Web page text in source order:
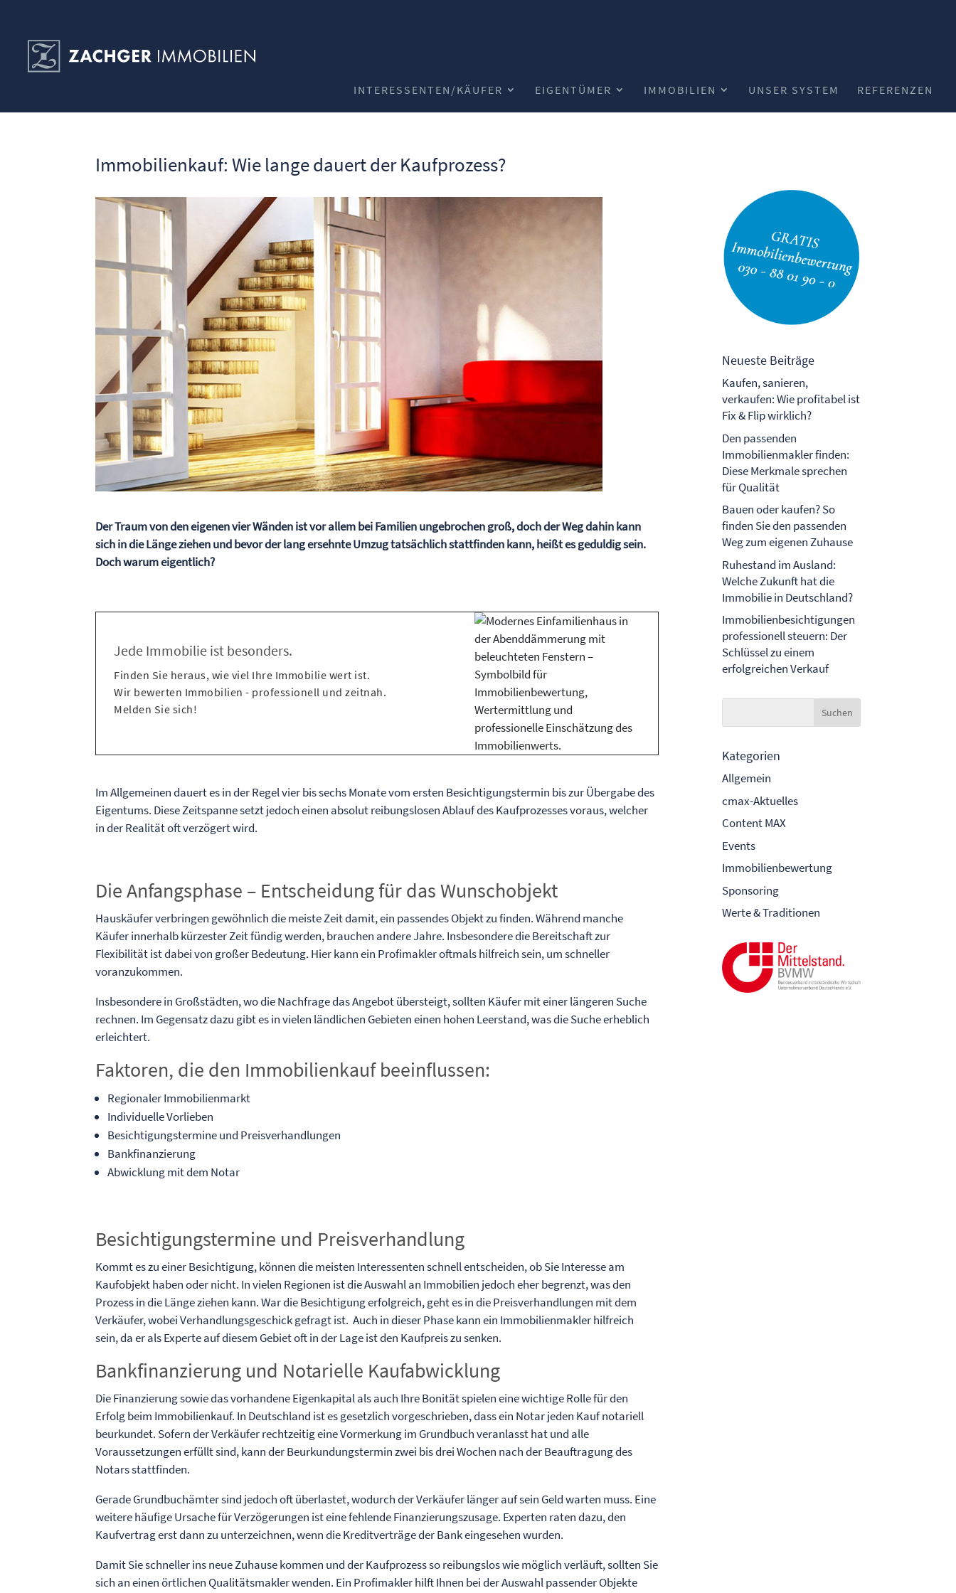
INTERESSENTEN/KÄUFER EIGENTÜMER IMMOBILIEN UNSER SYSTEM REFERENZEN
Immobilienkauf: Wie lange dauert der Kaufprozess?
Der Traum von den eigenen vier Wänden ist vor allem bei Familien ungebrochen groß, doch der Weg dahin kann
sich in die Länge ziehen und bevor der lang ersehnte Umzug tatsächlich stattfinden kann, heißt es geduldig sein.
Doch warum eigentlich?
Jede Immobilie ist besonders.
Finden Sie heraus, wie viel Ihre Immobilie wert ist.
Wir bewerten Immobilien - professionell und zeitnah.
Melden Sie sich!
Im Allgemeinen dauert es in der Regel vier bis sechs Monate vom ersten Besichtigungstermin bis zur Übergabe des
Eigentums. Diese Zeitspanne setzt jedoch einen absolut reibungslosen Ablauf des Kaufprozesses voraus, welcher
in der Realität oft verzögert wird.
Die Anfangsphase – Entscheidung für das Wunschobjekt
Hauskäufer verbringen gewöhnlich die meiste Zeit damit, ein passendes Objekt zu finden. Während manche
Käufer innerhalb kürzester Zeit fündig werden, brauchen andere Jahre. Insbesondere die Bereitschaft zur
Flexibilität ist dabei von großer Bedeutung. Hier kann ein Profimakler oftmals hilfreich sein, um schneller
voranzukommen.
Insbesondere in Großstädten, wo die Nachfrage das Angebot übersteigt, sollten Käufer mit einer längeren Suche
rechnen. Im Gegensatz dazu gibt es in vielen ländlichen Gebieten einen hohen Leerstand, was die Suche erheblich
erleichtert.
Faktoren, die den Immobilienkauf beeinflussen:
Regionaler Immobilienmarkt
Individuelle Vorlieben
Besichtigungstermine und Preisverhandlungen
Bankfinanzierung
Abwicklung mit dem Notar
Besichtigungstermine und Preisverhandlung
Kommt es zu einer Besichtigung, können die meisten Interessenten schnell entscheiden, ob Sie Interesse am
Kaufobjekt haben oder nicht. In vielen Regionen ist die Auswahl an Immobilien jedoch eher begrenzt, was den
Prozess in die Länge ziehen kann. War die Besichtigung erfolgreich, geht es in die Preisverhandlungen mit dem
Verkäufer, wobei Verhandlungsgeschick gefragt ist. Auch in dieser Phase kann ein Immobilienmakler hilfreich
sein, da er als Experte auf diesem Gebiet oft in der Lage ist den Kaufpreis zu senken.
Bankfinanzierung und Notarielle Kaufabwicklung
Die Finanzierung sowie das vorhandene Eigenkapital als auch Ihre Bonität spielen eine wichtige Rolle für den
Erfolg beim Immobilienkauf. In Deutschland ist es gesetzlich vorgeschrieben, dass ein Notar jeden Kauf notariell
beurkundet. Sofern der Verkäufer rechtzeitig eine Vormerkung im Grundbuch veranlasst hat und alle
Voraussetzungen erfüllt sind, kann der Beurkundungstermin zwei bis drei Wochen nach der Beauftragung des
Notars stattfinden.
Gerade Grundbuchämter sind jedoch oft überlastet, wodurch der Verkäufer länger auf sein Geld warten muss. Eine
weitere häufige Ursache für Verzögerungen ist eine fehlende Finanzierungszusage. Experten raten dazu, den
Kaufvertrag erst dann zu unterzeichnen, wenn die Kreditverträge der Bank eingesehen wurden.
Damit Sie schneller ins neue Zuhause kommen und der Kaufprozess so reibungslos wie möglich verläuft, sollten Sie
sich an einen örtlichen Qualitätsmakler wenden. Ein Profimakler hilft Ihnen bei der Auswahl passender Objekte
Neueste Beiträge
Kaufen, sanieren,
verkaufen: Wie profitabel ist
Fix & Flip wirklich?
Den passenden
Immobilienmakler finden:
Diese Merkmale sprechen
für Qualität
Bauen oder kaufen? So
finden Sie den passenden
Weg zum eigenen Zuhause
Ruhestand im Ausland:
Welche Zukunft hat die
Immobilie in Deutschland?
Immobilienbesichtigungen
professionell steuern: Der
Schlüssel zu einem
erfolgreichen Verkauf
Kategorien
Allgemein
cmax-Aktuelles
Content MAX
Events
Immobilienbewertung
Sponsoring
Werte & Traditionen